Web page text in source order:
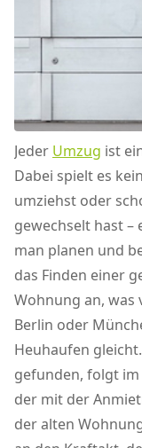
Jeder Umzug ist
Dabei spielt es
umziehst oder
gewechselt hast –
man planen und
das Finden einer
Wohnung an, was
Berlin oder
Heuhaufen
gefunden, folgt
der mit der
der alten